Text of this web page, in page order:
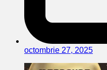
octombrie 27, 2025